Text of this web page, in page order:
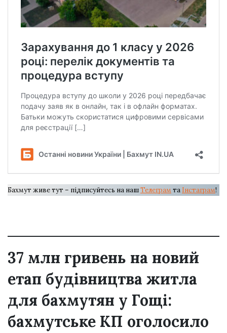
Бахмут живе тут – підписуйтесь на нашТелеграм та Інстаграм!
37 млн гривень на новий
етап будівництва житла
для бахмутян у Гощі:
бахмутське КП оголосило